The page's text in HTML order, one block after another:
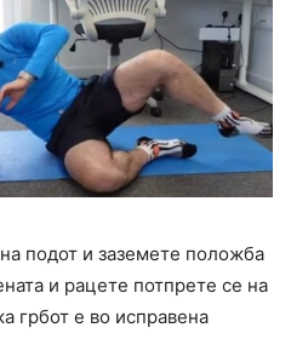
подот и заземете положба
и рацете потпрете се на
грбот е во исправена